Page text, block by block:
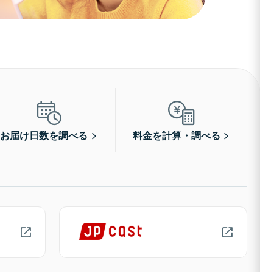
お届け日数を調べる 料金を計算・調べる